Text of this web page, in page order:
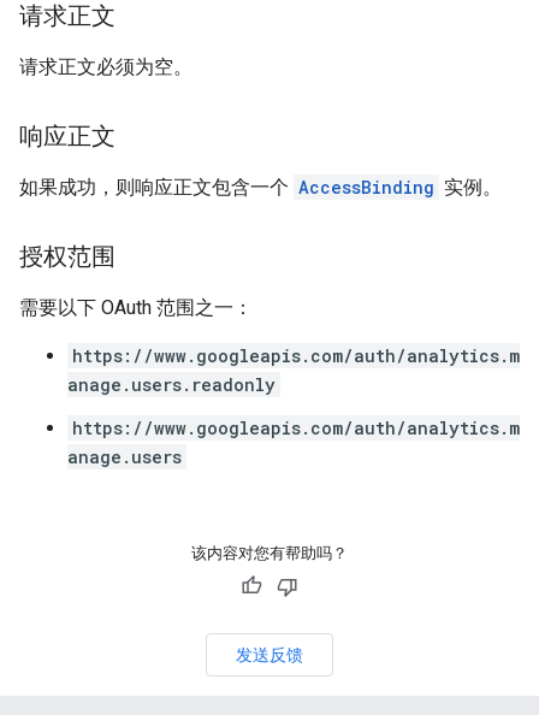
请求正文
请求正文必须为空。
响应正文
如果成功，则响应正文包含一个 AccessBinding 实例。
授权范围
需要以下 OAuth 范围之一：
https://www.googleapis.com/auth/analytics.m
anage.users.readonly
https://www.googleapis.com/auth/analytics.m
anage.users
该内容对您有帮助吗？
发送反馈